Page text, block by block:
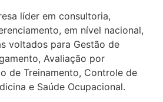
líder em consultoria,
em nível nacional,
voltados para Gestão de
Avaliação por
de Treinamento, Controle de
e Saúde Ocupacional.